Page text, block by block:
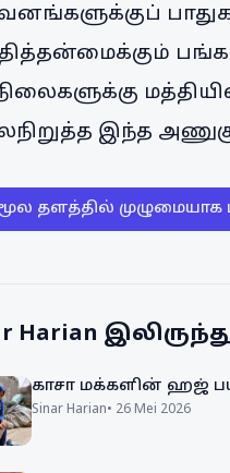
இந்த
தளத்தில் முழுமையாக
Harian
காசா மக்களின் ஹஜ்
Sinar Harian• 26 Mei 2026